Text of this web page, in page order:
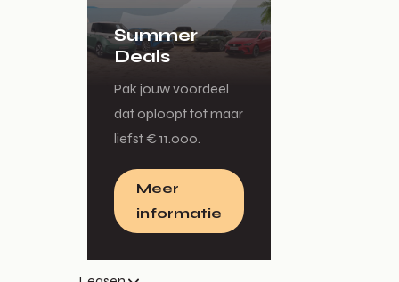
Summer
Deals
Pak jouw voordeel
dat oploopt tot maar
liefst € 11.000.
Meer
informatie